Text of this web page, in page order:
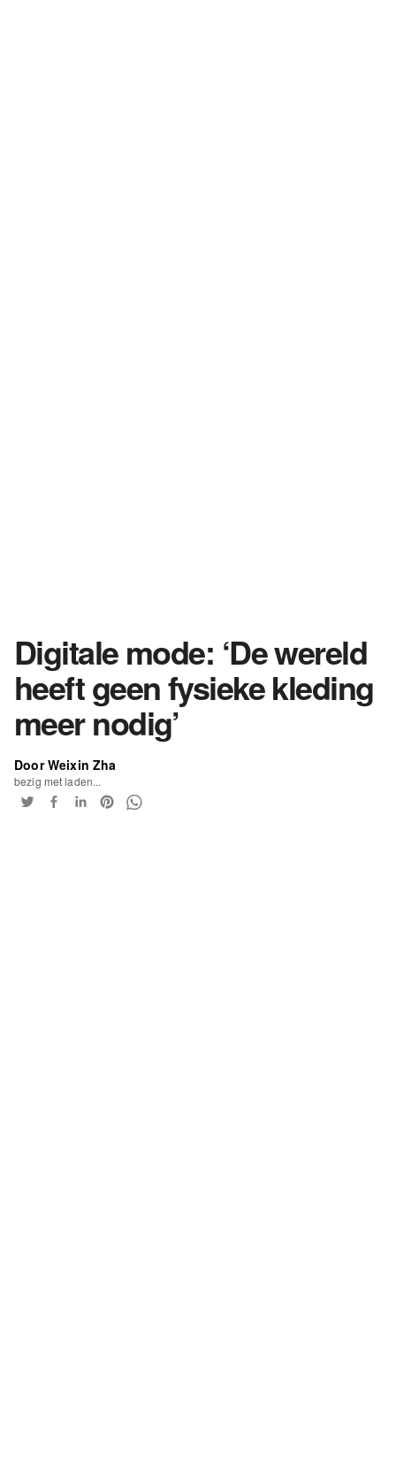
Digitale mode: ‘De wereld
heeft geen fysieke kleding
meer nodig’
Door Weixin Zha
bezig met laden...